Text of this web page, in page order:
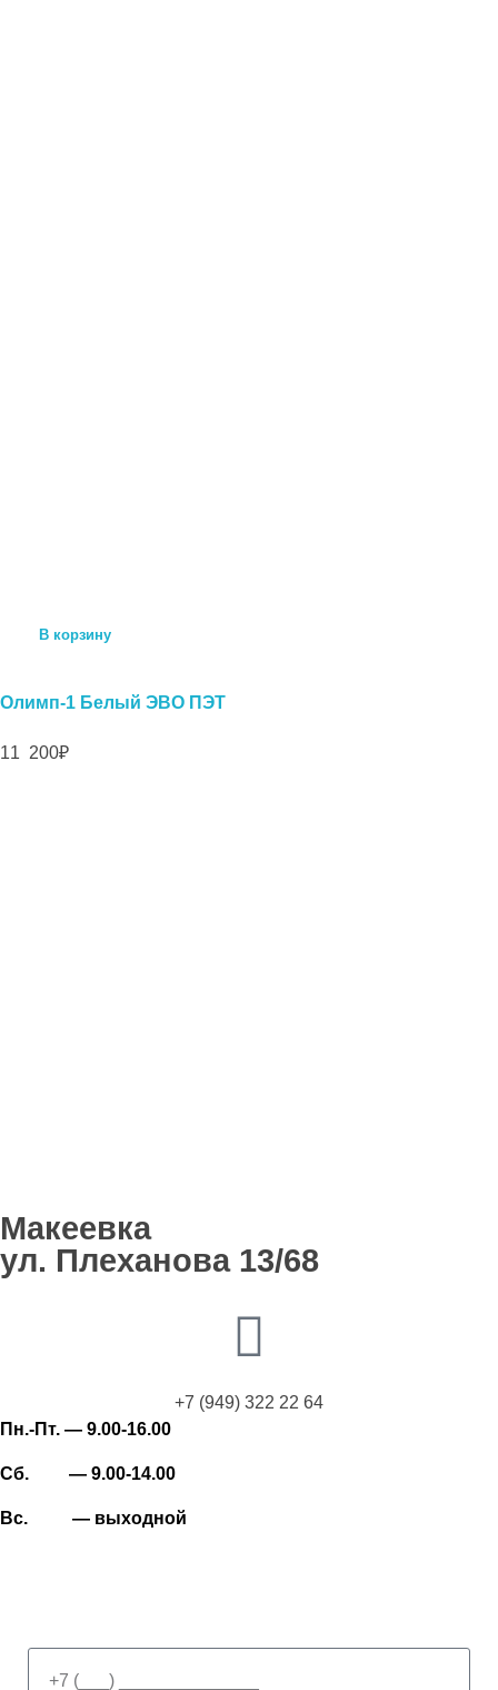
В корзину
Олимп-1 Белый ЭВО ПЭТ
11 200₽
Макеевка
ул. Плеханова 13/68
+7 (949) 322 22 64
Пн.-Пт. — 9.00-16.00
Сб. — 9.00-14.00
Вс. — выходной